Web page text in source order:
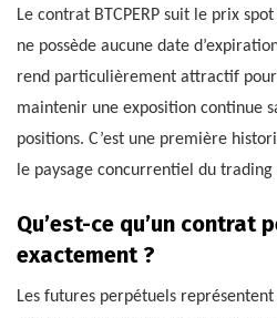
Le contrat BTCPERP suit le prix
ne possède aucune date
rend particulièrement attractif
maintenir une exposition continue
positions. C’est une première
le paysage concurrentiel du
Qu’est-ce qu’un contrat
exactement ?
Les futures perpétuels